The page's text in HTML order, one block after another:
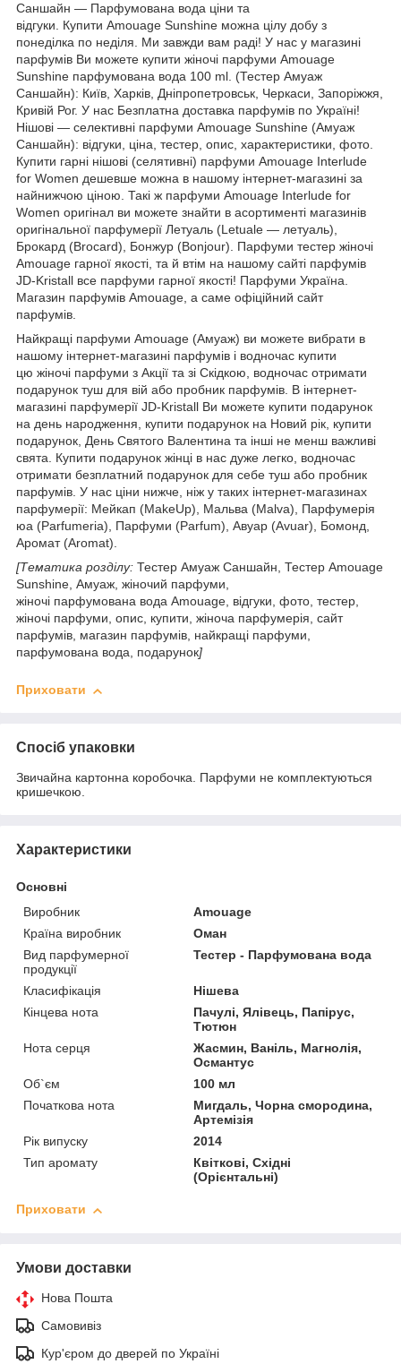
Саншайн ― Парфумована вода ціни та
відгуки. Купити Amouage Sunshine можна цілу добу з
понеділка по неділя. Ми завжди вам раді! У нас у магазині
парфумів Ви можете купити жіночі парфуми Amouage
Sunshine парфумована вода 100 ml. (Тестер Амуаж
Саншайн): Київ, Харків, Дніпропетровськ, Черкаси, Запоріжжя,
Кривій Рог. У нас Безплатна доставка парфумів по Україні!
Нішові — селективні парфуми Amouage Sunshine (Амуаж
Саншайн): відгуки, ціна, тестер, опис, характеристики, фото.
Купити гарні нішові (селятивні) парфуми Amouage Interlude
for Women дешевше можна в нашому інтернет-магазині за
найнижчою ціною. Такі ж парфуми Amouage Interlude for
Women оригінал ви можете знайти в асортименті магазинів
оригінальної парфумерії Летуаль (Letuale — летуаль),
Брокард (Brocard), Бонжур (Bonjour). Парфуми тестер жіночі
Amouage гарної якості, та й втім на нашому сайті парфумів
JD-Kristall все парфуми гарної якості! Парфуми Україна.
Магазин парфумів Amouage, а саме офіційний сайт
парфумів.
Найкращі парфуми Amouage (Амуаж) ви можете вибрати в
нашому інтернет-магазині парфумів і водночас купити
цю жіночі парфуми з Акції та зі Скідкою, водночас отримати
подарунок туш для вій або пробник парфумів. В інтернет-
магазині парфумерії JD-Kristall Ви можете купити подарунок
на день народження, купити подарунок на Новий рік, купити
подарунок, День Святого Валентина та інші не менш важливі
свята. Купити подарунок жінці в нас дуже легко, водночас
отримати безплатний подарунок для себе туш або пробник
парфумів. У нас ціни нижче, ніж у таких інтернет-магазинах
парфумерії: Мейкап (MakeUp), Мальва (Malva), Парфумерія
юа (Parfumeria), Парфуми (Parfum), Авуар (Avuar), Бомонд,
Аромат (Aromat).
[Тематика розділу: Тестер Амуаж Саншайн, Тестер Amouage
Sunshine, Амуаж, жіночий парфуми,
жіночі парфумована вода Amouage, відгуки, фото, тестер,
жіночі парфуми, опис, купити, жіноча парфумерія, сайт
парфумів, магазин парфумів, найкращі парфуми,
парфумована вода, подарунок]
Приховати
Спосіб упаковки
Звичайна картонна коробочка. Парфуми не комплектуються
кришечкою.
Характеристики
Основні
Виробник
Amouage
Країна виробник
Оман
Вид парфумерної
продукції
Тестер - Парфумована вода
Класифікація
Нішева
Кінцева нота
Пачулі, Ялівець, Папірус,
Тютюн
Нота серця
Жасмин, Ваніль, Магнолія,
Османтус
Об`єм
100 мл
Початкова нота
Мигдаль, Чорна смородина,
Артемізія
Рік випуску
2014
Тип аромату
Квіткові, Східні
(Орієнтальні)
Приховати
Умови доставки
Нова Пошта
Самовивіз
Кур'єром до дверей по Україні